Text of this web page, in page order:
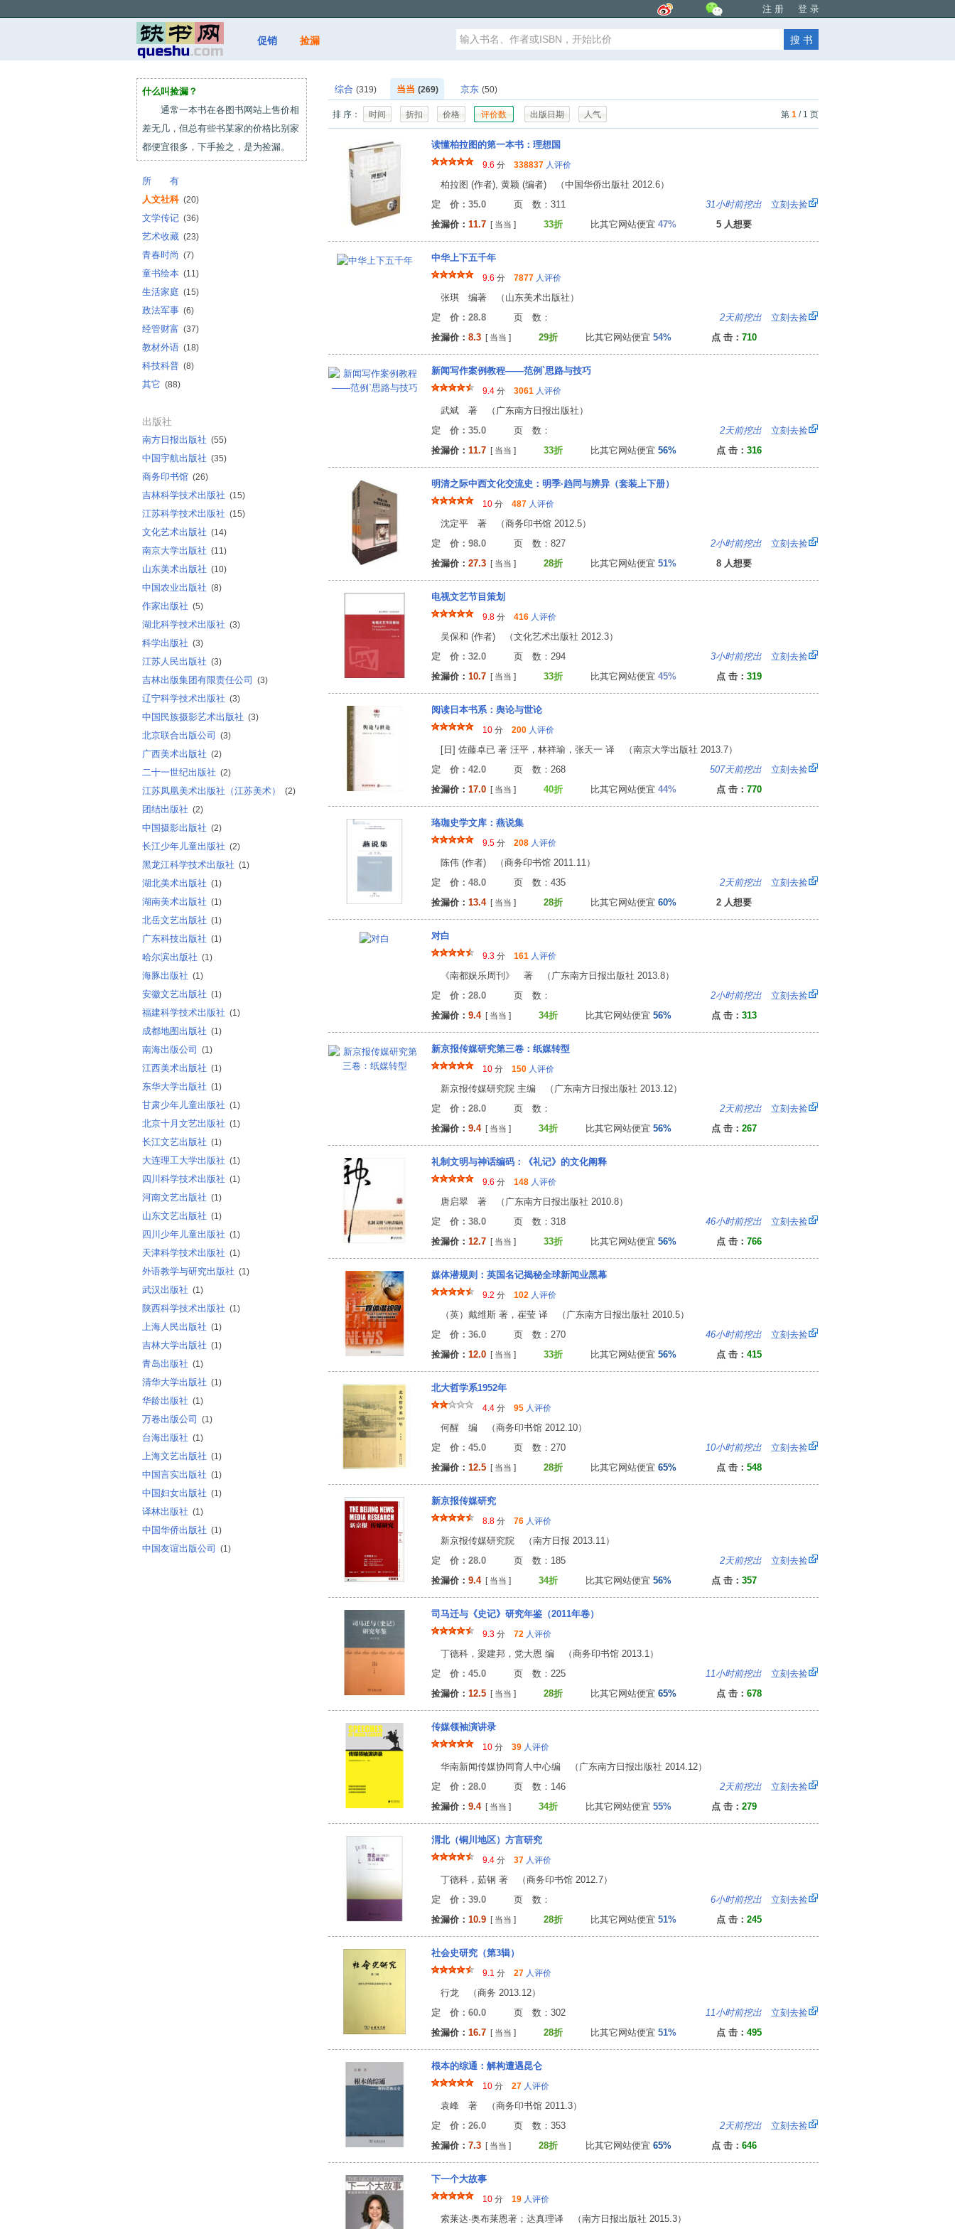
注 册 登 录
促销 捡漏
什么叫捡漏？
通常一本书在各图书网站上售价相
差无几，但总有些书某家的价格比别家
都便宜很多，下手捡之，是为捡漏。
所 有
人文社科(20)
文学传记 (36)
艺术收藏 (23)
青春时尚 (7)
童书绘本 (11)
生活家庭 (15)
政法军事 (6)
经管财富 (37)
教材外语 (18)
科技科普 (8)
其它 (88)
出版社
南方日报出版社 (55)
中国宇航出版社 (35)
商务印书馆 (26)
吉林科学技术出版社 (15)
江苏科学技术出版社 (15)
文化艺术出版社 (14)
南京大学出版社 (11)
山东美术出版社 (10)
中国农业出版社 (8)
作家出版社 (5)
湖北科学技术出版社 (3)
科学出版社 (3)
江苏人民出版社 (3)
吉林出版集团有限责任公司 (3)
辽宁科学技术出版社 (3)
中国民族摄影艺术出版社 (3)
北京联合出版公司 (3)
广西美术出版社 (2)
二十一世纪出版社 (2)
江苏凤凰美术出版社（江苏美术） (2)
团结出版社 (2)
中国摄影出版社 (2)
长江少年儿童出版社 (2)
黑龙江科学技术出版社 (1)
湖北美术出版社 (1)
湖南美术出版社 (1)
北岳文艺出版社 (1)
广东科技出版社 (1)
哈尔滨出版社 (1)
海豚出版社 (1)
安徽文艺出版社 (1)
福建科学技术出版社 (1)
成都地图出版社 (1)
南海出版公司 (1)
江西美术出版社 (1)
东华大学出版社 (1)
甘肃少年儿童出版社 (1)
北京十月文艺出版社 (1)
长江文艺出版社 (1)
大连理工大学出版社 (1)
四川科学技术出版社 (1)
河南文艺出版社 (1)
山东文艺出版社 (1)
四川少年儿童出版社 (1)
天津科学技术出版社 (1)
外语教学与研究出版社 (1)
武汉出版社 (1)
陕西科学技术出版社 (1)
上海人民出版社 (1)
吉林大学出版社 (1)
青岛出版社 (1)
清华大学出版社 (1)
华龄出版社 (1)
万卷出版公司 (1)
台海出版社 (1)
上海文艺出版社 (1)
中国言实出版社 (1)
中国妇女出版社 (1)
译林出版社 (1)
中国华侨出版社 (1)
中国友谊出版公司 (1)
综合 (319) 当当 (269) 京东 (50)
排 序： 时间 折扣 价格 评价数 出版日期 人气 第 1 / 1 页
读懂柏拉图的第一本书：理想国
9.6 分 338837 人评价
柏拉图 (作者), 黄颖 (编者) （中国华侨出版社 2012.6）
定 价：35.0 页 数：311 31小时前挖出 立刻去捡
捡漏价： 11.7 [ 当当 ] 33折 比其它网站便宜 47% 5 人想要
中华上下五千年
9.6 分 7877 人评价
张琪 编著 （山东美术出版社）
定 价：28.8 页 数： 2天前挖出 立刻去捡
捡漏价： 8.3 [ 当当 ] 29折 比其它网站便宜 54% 点 击： 710
新闻写作案例教程——范例`思路与技巧
9.4 分 3061 人评价
武斌 著 （广东南方日报出版社）
定 价：35.0 页 数： 2天前挖出 立刻去捡
捡漏价： 11.7 [ 当当 ] 33折 比其它网站便宜 56% 点 击： 316
明清之际中西文化交流史：明季·趋同与辨异（套装上下册）
10 分 487 人评价
沈定平 著 （商务印书馆 2012.5）
定 价：98.0 页 数：827 2小时前挖出 立刻去捡
捡漏价： 27.3 [ 当当 ] 28折 比其它网站便宜 51% 8 人想要
电视文艺节目策划
9.8 分 416 人评价
吴保和 (作者) （文化艺术出版社 2012.3）
定 价：32.0 页 数：294 3小时前挖出 立刻去捡
捡漏价： 10.7 [ 当当 ] 33折 比其它网站便宜 45% 点 击： 319
阅读日本书系：舆论与世论
10 分 200 人评价
[日] 佐藤卓已 著 汪平，林祥瑜，张天一 译 （南京大学出版社 2013.7）
定 价：42.0 页 数：268 507天前挖出 立刻去捡
捡漏价： 17.0 [ 当当 ] 40折 比其它网站便宜 44% 点 击： 770
珞珈史学文库：燕说集
9.5 分 208 人评价
陈伟 (作者) （商务印书馆 2011.11）
定 价：48.0 页 数：435 2天前挖出 立刻去捡
捡漏价： 13.4[ 当当 ] 28折 比其它网站便宜 60% 2 人想要
对白
9.3 分 161 人评价
《南都娱乐周刊》 著 （广东南方日报出版社 2013.8）
定 价：28.0 页 数： 2小时前挖出 立刻去捡
捡漏价： 9.4[ 当当 ] 34折 比其它网站便宜 56% 点 击： 313
新京报传媒研究第三卷：纸媒转型
10 分 150 人评价
新京报传媒研究院 主编 （广东南方日报出版社 2013.12）
定 价：28.0 页 数： 2天前挖出 立刻去捡
捡漏价： 9.4[ 当当 ] 34折 比其它网站便宜 56% 点 击： 267
礼制文明与神话编码：《礼记》的文化阐释
9.6 分 148 人评价
唐启翠 著 （广东南方日报出版社 2010.8）
定 价：38.0 页 数：318 46小时前挖出 立刻去捡
捡漏价： 12.7 [ 当当 ] 33折 比其它网站便宜 56% 点 击： 766
媒体潜规则：英国名记揭秘全球新闻业黑幕
9.2 分 102 人评价
（英）戴维斯 著，崔莹 译 （广东南方日报出版社 2010.5）
定 价：36.0 页 数：270 46小时前挖出 立刻去捡
捡漏价： 12.0 [ 当当 ] 33折 比其它网站便宜 56% 点 击： 415
北大哲学系1952年
4.4 分 95 人评价
何醒 编 （商务印书馆 2012.10）
定 价：45.0 页 数：270 10小时前挖出 立刻去捡
捡漏价： 12.5 [ 当当 ] 28折 比其它网站便宜 65% 点 击： 548
新京报传媒研究
8.8 分 76 人评价
新京报传媒研究院 （南方日报 2013.11）
定 价：28.0 页 数：185 2天前挖出 立刻去捡
捡漏价： 9.4[ 当当 ] 34折 比其它网站便宜 56% 点 击： 357
司马迁与《史记》研究年鉴（2011年卷）
9.3 分 72 人评价
丁德科，梁建邦，党大恩 编 （商务印书馆 2013.1）
定 价：45.0 页 数：225 11小时前挖出 立刻去捡
捡漏价： 12.5 [ 当当 ] 28折 比其它网站便宜 65% 点 击： 678
传媒领袖演讲录
10 分 39 人评价
华南新闻传媒协同育人中心编 （广东南方日报出版社 2014.12）
定 价：28.0 页 数：146 2天前挖出 立刻去捡
捡漏价： 9.4[ 当当 ] 34折 比其它网站便宜 55% 点 击： 279
渭北（铜川地区）方言研究
9.4 分 37 人评价
丁德科，茹钢 著 （商务印书馆 2012.7）
定 价：39.0 页 数： 6小时前挖出 立刻去捡
捡漏价： 10.9 [ 当当 ] 28折 比其它网站便宜 51% 点 击： 245
社会史研究（第3辑）
9.1 分 27 人评价
行龙 （商务 2013.12）
定 价：60.0 页 数：302 11小时前挖出 立刻去捡
捡漏价： 16.7 [ 当当 ] 28折 比其它网站便宜 51% 点 击： 495
根本的综通：解构遭遇昆仑
10 分 27 人评价
袁峰 著 （商务印书馆 2011.3）
定 价：26.0 页 数：353 2天前挖出 立刻去捡
捡漏价： 7.3 [ 当当 ] 28折 比其它网站便宜 65% 点 击： 646
下一个大故事
10 分 19 人评价
索莱达·奥布莱恩著；达真理译 （南方日报出版社 2015.3）